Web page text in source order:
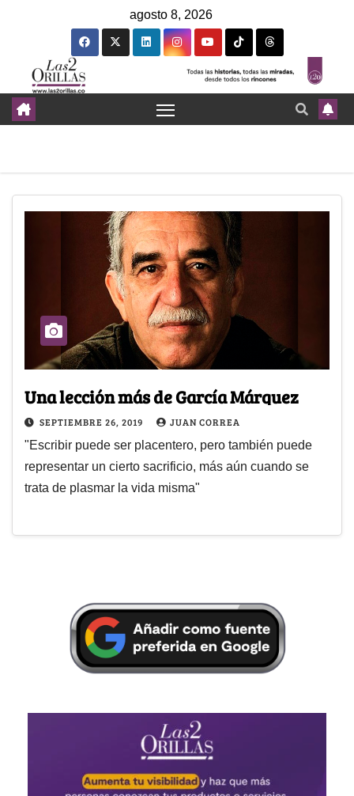
agosto 8, 2026
Una lección más de García Márquez
SEPTIEMBRE 26, 2019 JUAN CORREA
"Escribir puede ser placentero, pero también puede
representar un cierto sacrificio, más aún cuando se
trata de plasmar la vida misma"